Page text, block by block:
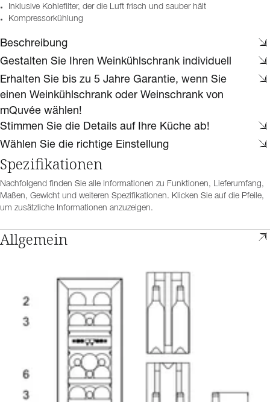
Inklusive Kohlefilter, der die Luft frisch und sauber hält
Kompressorkühlung
Beschreibung
Gestalten Sie Ihren Weinkühlschrank individuell
Erhalten Sie bis zu 5 Jahre Garantie, wenn Sie
einen Weinkühlschrank oder Weinschrank von
mQuvée wählen!
Stimmen Sie die Details auf Ihre Küche ab!
Wählen Sie die richtige Einstellung
Spezifikationen
Nachfolgend finden Sie alle Informationen zu Funktionen, Lieferumfang,
Maßen, Gewicht und weiteren Spezifikationen. Klicken Sie auf die Pfeile,
um zusätzliche Informationen anzuzeigen.
Allgemein